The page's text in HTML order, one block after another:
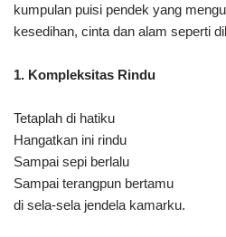
kumpulan puisi pendek yang
kesedihan, cinta dan alam seperti
1. Kompleksitas Rindu
Tetaplah di hatiku
Hangatkan ini rindu
Sampai sepi berlalu
Sampai terangpun bertamu
di sela-sela jendela kamarku.